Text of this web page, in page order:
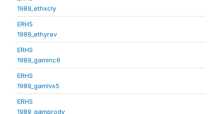
1989_ethxcly
ERHS
1989_ethyrev
ERHS
1989_gaminc6
ERHS
1989_gamlvs5
ERHS
1989_gamprodv